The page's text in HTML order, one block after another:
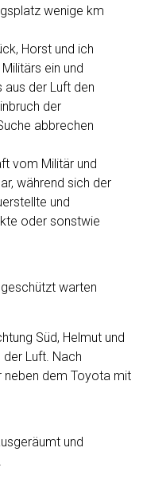
wenige km
Horst und ich
ein und
aus der Luft den
der
abbrechen
vom Militär und
während sich der
und
oder sonstwie
warten
Süd, Helmut und
Luft. Nach
neben dem Toyota mit
und